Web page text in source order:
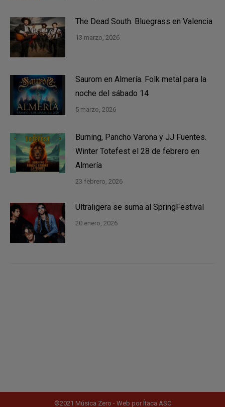
The Dead South. Bluegrass en Valencia
13 marzo, 2026
Saurom en Almería. Folk metal para la
noche del sábado 14
5 marzo, 2026
Burning, Pancho Varona y JJ Fuentes.
Winter Totefest el 28 de febrero en
Almería
23 febrero, 2026
Ultraligera se suma al SpringFestival
20 enero, 2026
©2021 Música Zero - Web por Ítaca ASC